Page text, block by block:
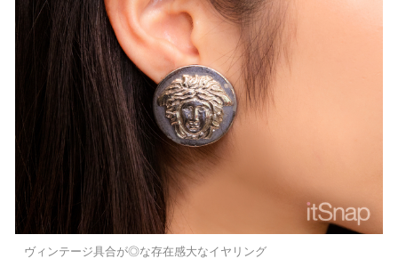
ヴィンテージ具合が◎な存在感大なイヤリング